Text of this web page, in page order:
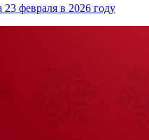
февраля в 2026 году